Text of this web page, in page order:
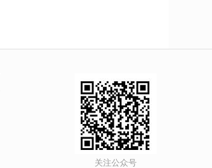
关注公众号